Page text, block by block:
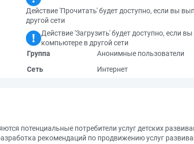
Действие 'Прочитать' будет доступно, если вы
другой сети
Действие 'Загрузить' будет доступно, если
компьютере в другой сети
Группа
Анонимные пользователи
Сеть
Интернет
потенциальные потребители услуг детских
рекомендаций по продвижению услуг